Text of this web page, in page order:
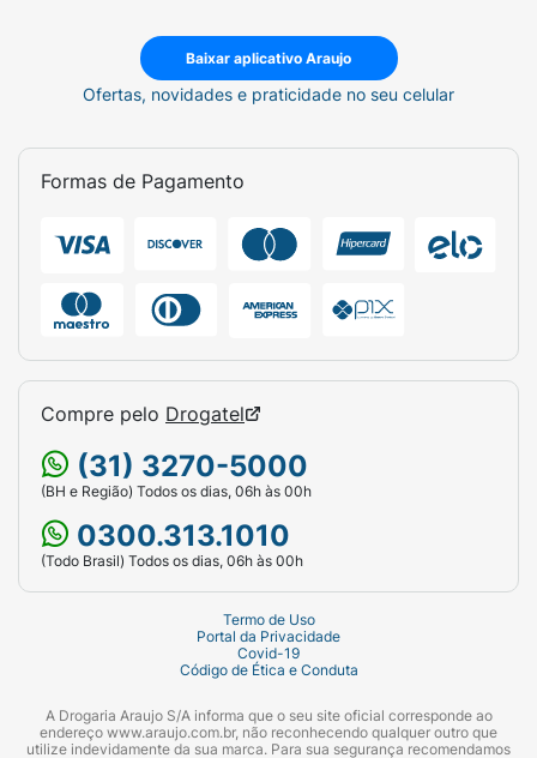
Baixar aplicativo Araujo
Ofertas, novidades e praticidade no seu celular
Formas de Pagamento
Compre pelo Drogatel
(31) 3270-5000
(BH e Região) Todos os dias, 06h às 00h
0300.313.1010
(Todo Brasil) Todos os dias, 06h às 00h
Termo de Uso
Portal da Privacidade
Covid-19
Código de Ética e Conduta
A Drogaria Araujo S/A informa que o seu site oficial corresponde ao
endereço www.araujo.com.br, não reconhecendo qualquer outro que
utilize indevidamente da sua marca. Para sua segurança recomendamos